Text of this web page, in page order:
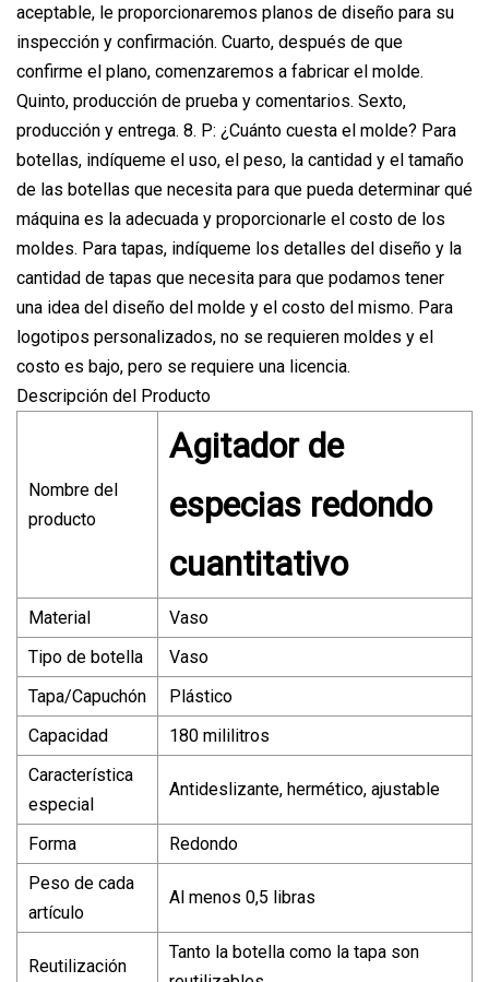
aceptable, le proporcionaremos planos de diseño para su
inspección y confirmación. Cuarto, después de que
confirme el plano, comenzaremos a fabricar el molde.
Quinto, producción de prueba y comentarios. Sexto,
producción y entrega. 8. P: ¿Cuánto cuesta el molde? Para
botellas, indíqueme el uso, el peso, la cantidad y el tamaño
de las botellas que necesita para que pueda determinar qué
máquina es la adecuada y proporcionarle el costo de los
moldes. Para tapas, indíqueme los detalles del diseño y la
cantidad de tapas que necesita para que podamos tener
una idea del diseño del molde y el costo del mismo. Para
logotipos personalizados, no se requieren moldes y el
costo es bajo, pero se requiere una licencia.
Descripción del Producto
Nombre del
producto
Agitador de
especias redondo
cuantitativo
Material
Vaso
Tipo de botella
Vaso
Tapa/Capuchón
Plástico
Capacidad
180 mililitros
Característica
especial
Antideslizante, hermético, ajustable
Forma
Redondo
Peso de cada
artículo
Al menos 0,5 libras
Reutilización
Tanto la botella como la tapa son